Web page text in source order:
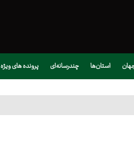
استان‌ها چندرسانه‌ای پرونده های ویژه